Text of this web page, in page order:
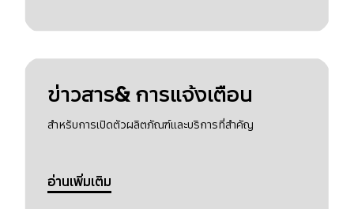
ข่าวสาร& การแจ้งเตือน
สำหรับการเปิดตัวผลิตภัณฑ์และบริการที่สำคัญ
อ่านเพิ่มเติม